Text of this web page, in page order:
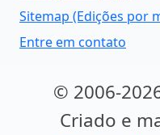
Sitemap (Edições por
Entre em contato
© 2006-
Criado e